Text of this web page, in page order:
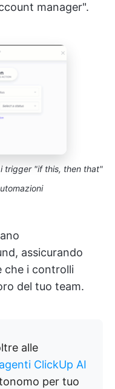
manager".
trigger "if this, then that"
assicurando
che i controlli
del tuo team.
alle
ClickUp AI
per tuo